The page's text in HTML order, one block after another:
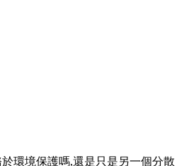
環境保護嗎,還是只是另一個分散